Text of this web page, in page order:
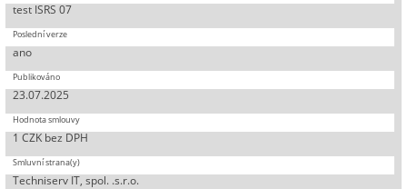
test ISRS 07
ano
23.07.2025
1 CZK bez DPH
Techniserv IT, spol. .s.r.o.